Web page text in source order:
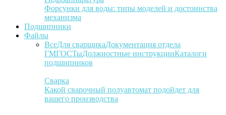
Форсунки для воды: типы моделей и достоинства
механизма
Подшипники
Файлы
ВсеДля сварщикаДокументация отдела
ГМГОСТыДолжностные инструкцииКаталоги
подшипников
Сварка
Какой сварочный полуавтомат подойдет для
вашего производства